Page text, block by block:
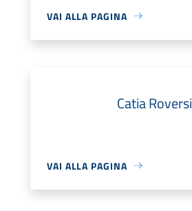
VAI ALLA PAGINA
Catia Roversi
VAI ALLA PAGINA